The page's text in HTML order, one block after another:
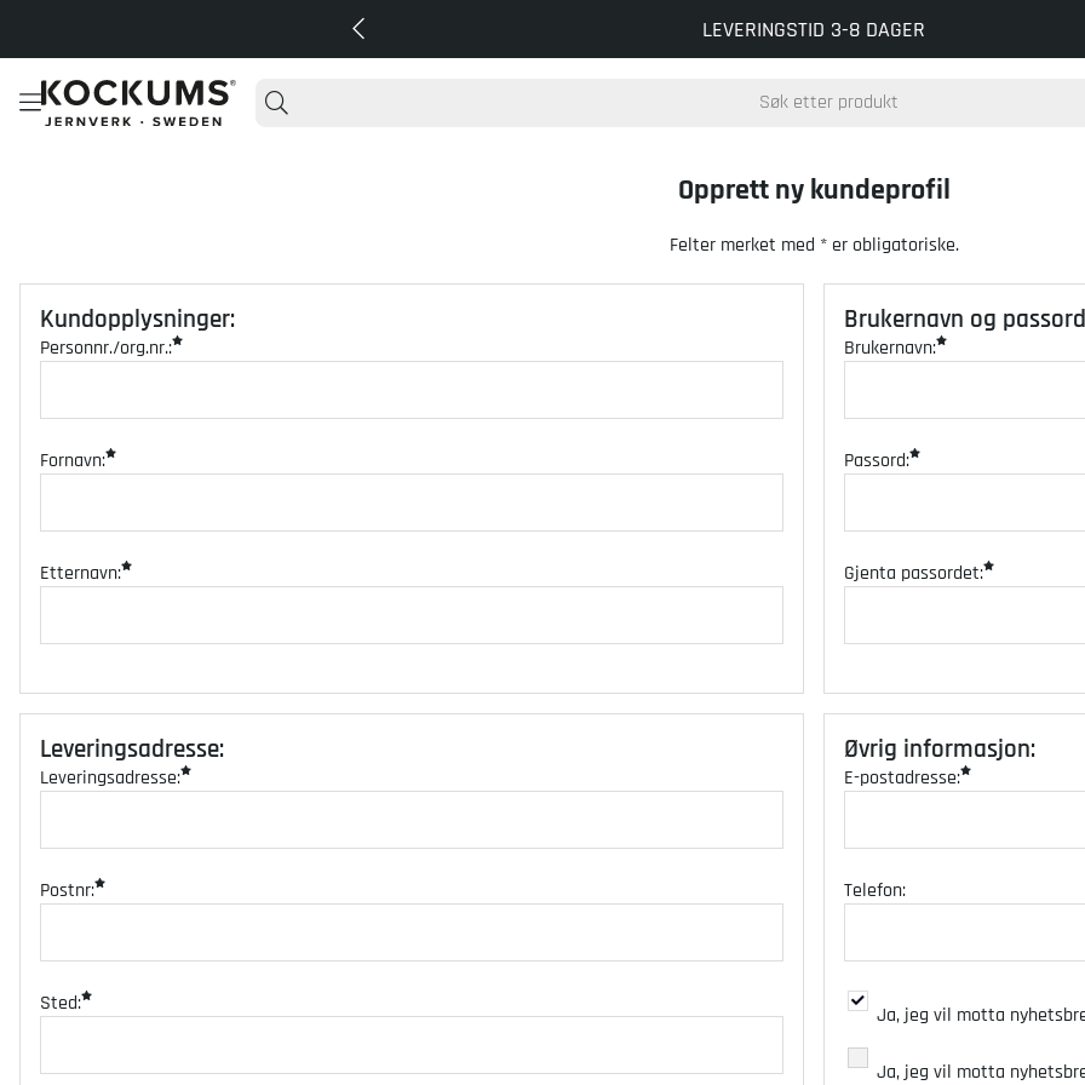
LEVERINGSTID 3-8 DAGER
Opprett ny kundeprofil
Felter merket med * er obligatoriske.
Kundopplysninger:
Personnr./org.nr.:
Fornavn:
Etternavn:
Brukernavn og passord
Brukernavn:
Passord:
Gjenta passordet:
Leveringsadresse:
Leveringsadresse:
Postnr:
Sted:
Øvrig informasjon:
E-postadresse:
Telefon:
Ja, jeg vil motta nyhetsbrevet
Ja, jeg vil motta
Ja, jeg vil motta
Ja, jeg vil motta